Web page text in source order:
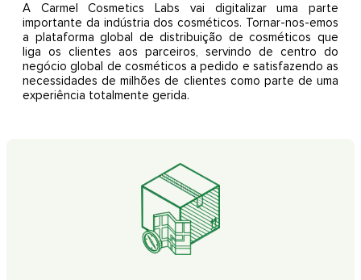
A Carmel Cosmetics Labs vai digitalizar uma parte
importante da indústria dos cosméticos. Tornar-nos-emos
a plataforma global de distribuição de cosméticos que
liga os clientes aos parceiros, servindo de centro do
negócio global de cosméticos a pedido e satisfazendo as
necessidades de milhões de clientes como parte de uma
experiência totalmente gerida.